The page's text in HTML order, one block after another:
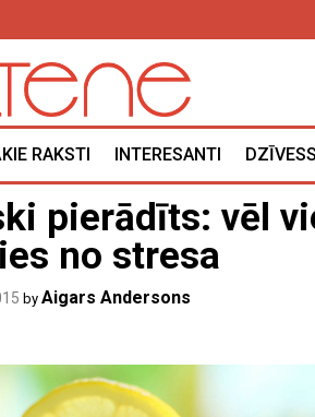
RAKSTI INTERESANTI
pierādīts: vēl
no stresa
by Aigars Andersons